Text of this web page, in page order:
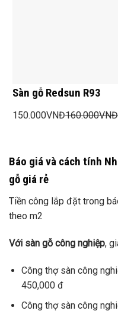
Sàn gỗ Redsun R93
150.000VNĐ160.000VNĐ
Báo giá và cách tính
gỗ giá rẻ
Tiền công lắp đặt trong
theo m2
Với sàn gỗ công nghiệp,
Công thợ sàn công
450,000 đ
Công thợ sàn công